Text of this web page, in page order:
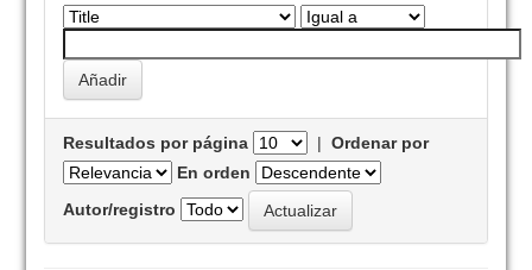
Resultados por página |Ordenar por
En orden
Autor/registro